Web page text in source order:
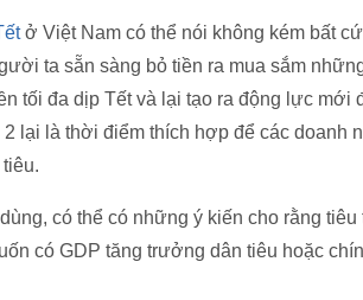
ở Việt Nam có thể nói không kém bất
ta sẵn sàng bỏ tiền ra mua sắm
tối đa dịp Tết và lại tạo ra động lực mới
lại là thời điểm thích hợp để các doanh
có thể có những ý kiến cho rằng
có GDP tăng trưởng dân tiêu hoặc